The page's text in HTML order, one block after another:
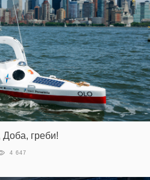
Доба, греби!
4 647